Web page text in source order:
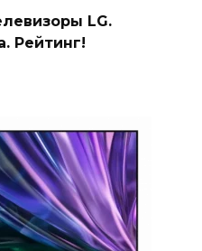
LG.
Рейтинг!